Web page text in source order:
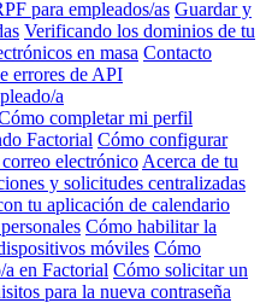
para empleados/as Guardar y
Verificando los dominios de tu
en masa Contacto
errores de API
a
completar mi perfil
Factorial Cómo configurar
electrónico Acerca de tu
y solicitudes centralizadas
tu aplicación de calendario
Cómo habilitar la
móviles Cómo
en Factorial Cómo solicitar un
para la nueva contraseña